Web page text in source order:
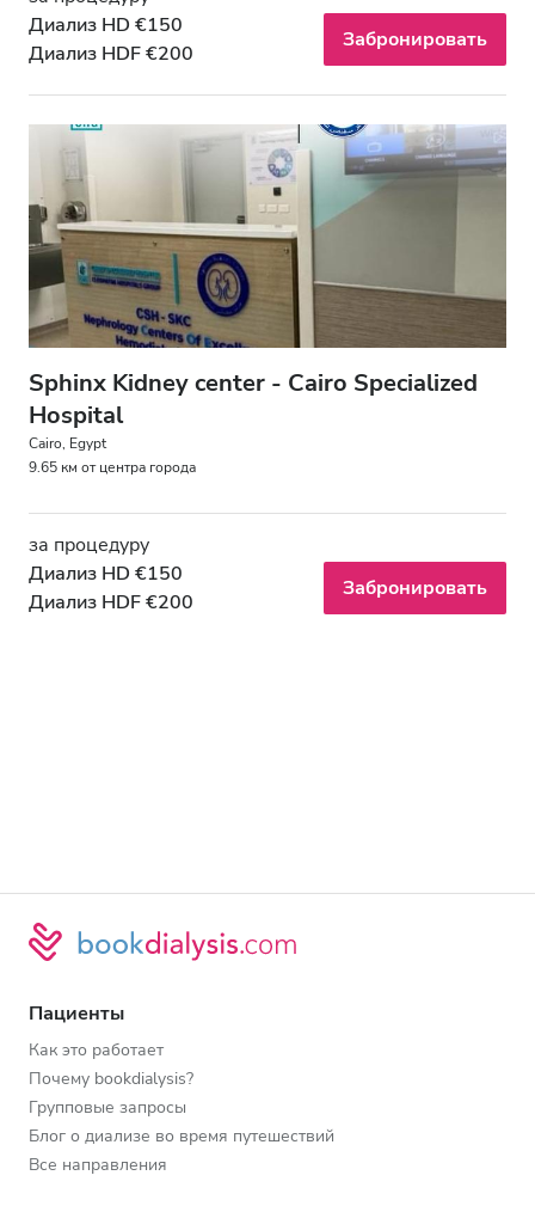
Диализ HD €150
Диализ HDF €200
Забронировать
Sphinx Kidney center - Cairo Specialized
Hospital
Cairo, Egypt
9.65 км от центра города
за процедуру
Диализ HD €150
Диализ HDF €200
Забронировать
Пациенты
Как это работает
Почему bookdialysis?
Групповые запросы
Блог о диализе во время путешествий
Все направления